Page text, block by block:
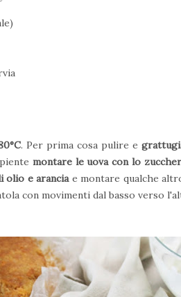
. Per prima cosa pulire e
montare le uova con lo
olio e aranciae montare qualche
con movimenti dal basso verso